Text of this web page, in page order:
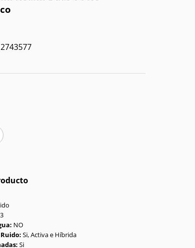
NO
Si, Activa e Híbrida
Si